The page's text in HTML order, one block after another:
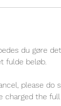
du gøre
fulde beløb.
please do
charged the